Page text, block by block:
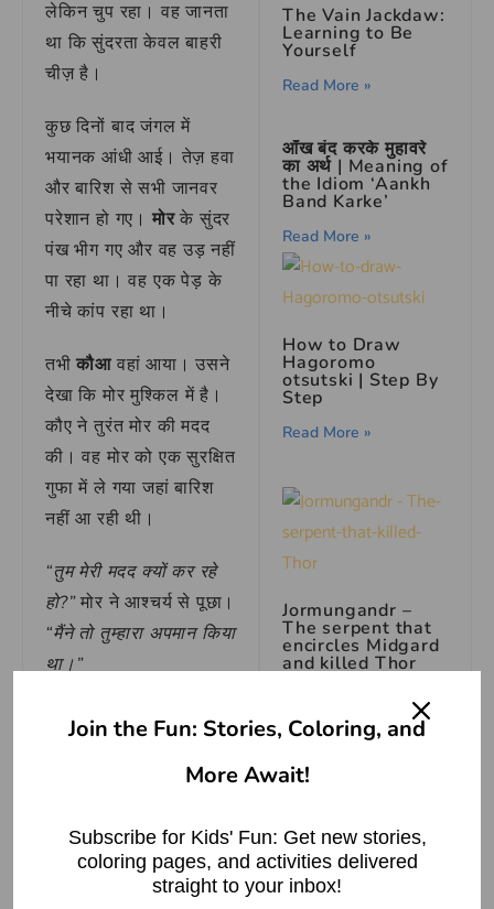
लेकिन चुप रहा। वह जानता
था कि सुंदरता केवल बाहरी
चीज़ है।
कुछ दिनों बाद जंगल में
भयानक आंधी आई। तेज़ हवा
और बारिश से सभी जानवर
परेशान हो गए। मोरके सुंदर
पंख भीग गए और वह उड़ नहीं
पा रहा था। वह एक पेड़ के
नीचे कांप रहा था।
तभीकौआ वहां आया। उसने
देखा कि मोर मुश्किल में है।
कौए ने तुरंत मोर की मदद
की। वह मोर को एक सुरक्षित
गुफा में ले गया जहां बारिश
नहीं आ रही थी।
“तुम मेरी मदद क्यों कर रहे
हो?”मोर ने आश्चर्य से पूछा।
“मैंने तो तुम्हारा अपमान किया
था।”
कौआ मुस्कराया और बोला,
रूप को नहीं देखती। मैं
हूं क्योंकि तुम मुश्किल में
हो।”
The Vain Jackdaw:
Learning to Be
Yourself
Read More »
आँख बंद करके मुहावरे
का अर्थ | Meaning of
the Idiom ‘Aankh
Band Karke’
Read More »
How to Draw
Hagoromo
otsutski | Step By
Step
Read More »
Jormungandr –
The serpent that
encircles Midgard
and killed Thor
Learn How to play
table Foosball
Game as Beginner
| Rules
Join the Fun: Stories, Coloring, and
More Await!
Subscribe for Kids' Fun: Get new stories,
coloring pages, and activities delivered
straight to your inbox!